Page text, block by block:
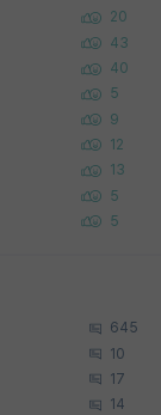
20
43
40
5
9
12
13
5
5
645
10
17
14